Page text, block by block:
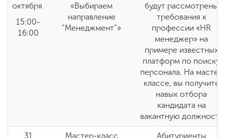
октября
15:00-
16:00
«Выбираем
направление
“Менеджмент”»
будут рассмотрены
требования к
профессии «HR
менеджер» на
примере известных
платформ по поиску
персонала. На мастер
классе, вы получите
навык отбора
кандидата на
вакантную должность
31 Мастер-класс Абитуриенты